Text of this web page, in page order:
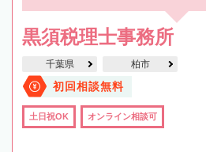
黒須税理士事務所
千葉県 柏市
初回相談無料
土日祝OK オンライン相談可